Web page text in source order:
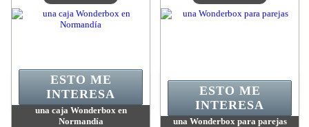
una caja Wonderbox en
Normandía
ESTO ME
INTERESA
una Wonderbox para parejas
ESTO ME
INTERESA